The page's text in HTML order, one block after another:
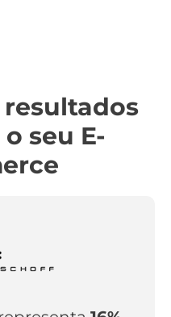
seu E-